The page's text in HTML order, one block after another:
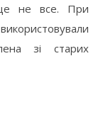
не все. При
зі старих